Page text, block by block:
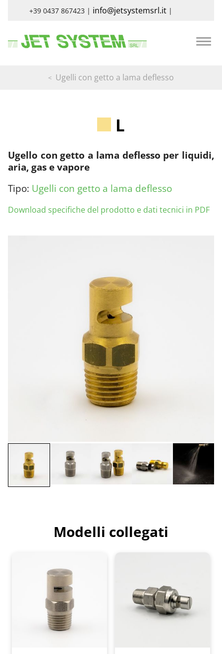
+39 0437 867423 | info@jetsystemsrl.it |
Ugelli con getto a lama deflesso
L
Ugello con getto a lama deflesso per liquidi,
aria, gas e vapore
Tipo: Ugelli con getto a lama deflesso
Download specifiche del prodotto e dati tecnici in PDF
Modelli collegati